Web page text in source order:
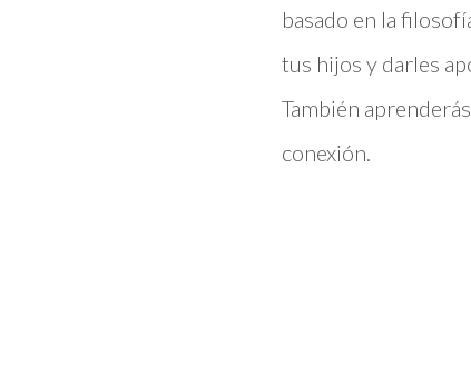
basado en la
tus hijos y darles
También
conexión.